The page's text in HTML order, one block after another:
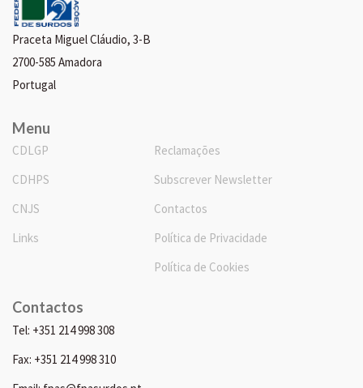
Praceta Miguel Cláudio, 3-B
2700-585 Amadora
Portugal
Menu
CDLGP
CDHPS
CNJS
Links
Reclamações
Subscrever Newsletter
Contactos
Política de Privacidade
Política de Cookies
Contactos
Tel: +351 214 998 308
Fax: +351 214 998 310